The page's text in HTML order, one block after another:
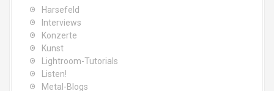
Harsefeld
Interviews
Konzerte
Kunst
Lightroom-Tutorials
Listen!
Metal-Blogs